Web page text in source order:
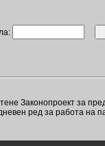
Законопроект за
ред за работа на